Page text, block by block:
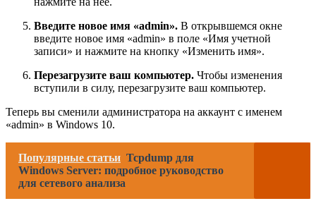
Введите новое имя «admin». В открывшемся окне
введите новое имя «admin» в поле «Имя учетной
записи» и нажмите на кнопку «Изменить имя».
Перезагрузите ваш компьютер. Чтобы изменения
вступили в силу, перезагрузите ваш компьютер.
Теперь вы сменили администратора на аккаунт с именем
«admin» в Windows 10.
Популярные статьи Tcpdump для
Windows Server: подробное руководство
для сетевого анализа